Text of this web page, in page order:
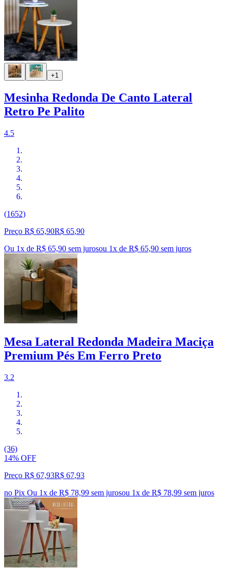
+1
Mesinha Redonda De Canto Lateral
Retro Pe Palito
4.5
(1652)
Preço R$ 65,90R$ 65,90
Ou 1x de R$ 65,90 sem jurosou 1x de R$ 65,90 sem juros
Mesa Lateral Redonda Madeira Maciça
Premium Pés Em Ferro Preto
3.2
(36)
14% OFF
Preço R$ 67,93R$ 67,93
no Pix Ou 1x de R$ 78,99 sem jurosou 1x de R$ 78,99 sem juros